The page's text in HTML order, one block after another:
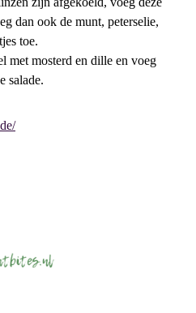
dan ook de munt, peterselie,
toe.
met mosterd en dille en voeg
salade.